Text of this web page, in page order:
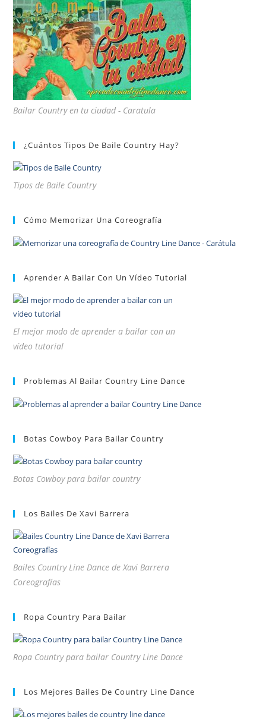
Bailar Country en tu ciudad - Caratula
¿Cuántos Tipos De Baile Country Hay?
Tipos de Baile Country
Cómo Memorizar Una Coreografía
Aprender A Bailar Con Un Vídeo Tutorial
El mejor modo de aprender a bailar con un
vídeo tutorial
Problemas Al Bailar Country Line Dance
Botas Cowboy Para Bailar Country
Botas Cowboy para bailar country
Los Bailes De Xavi Barrera
Bailes Country Line Dance de Xavi Barrera
Coreografías
Ropa Country Para Bailar
Ropa Country para bailar Country Line Dance
Los Mejores Bailes De Country Line Dance